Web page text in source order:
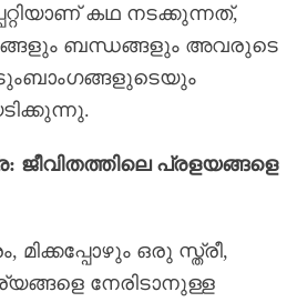
കഥ നടക്കുന്നത്,
ബന്ധങ്ങളും അവരുടെ
ജീവിതത്തിലെ പ്രളയങ്ങളെ
ഒരു സ്ത്രീ,
നേരിടാനുള്ള